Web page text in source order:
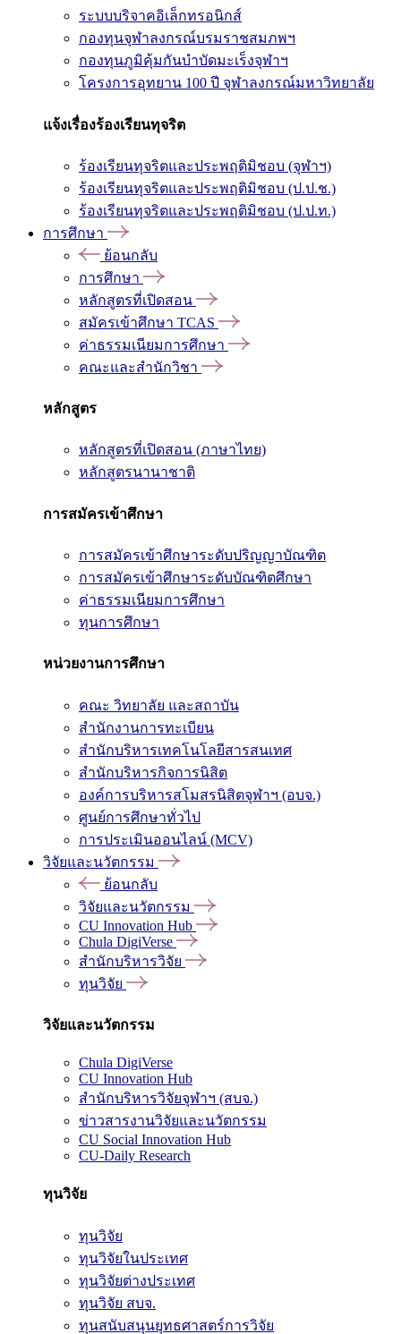
ระบบบริจาคอิเล็กทรอนิกส์
กองทุนจุฬาลงกรณ์บรมราชสมภพฯ
กองทุนภูมิคุ้มกันบำบัดมะเร็งจุฬาฯ
โครงการอุทยาน 100 ปี จุฬาลงกรณ์มหาวิทยาลัย
แจ้งเรื่องร้องเรียนทุจริต
ร้องเรียนทุจริตและประพฤติมิชอบ (จุฬาฯ)
ร้องเรียนทุจริตและประพฤติมิชอบ (ป.ป.ช.)
ร้องเรียนทุจริตและประพฤติมิชอบ (ป.ป.ท.)
การศึกษา
ย้อนกลับ
การศึกษา
หลักสูตรที่เปิดสอน
สมัครเข้าศึกษา TCAS
ค่าธรรมเนียมการศึกษา
คณะและสำนักวิชา
หลักสูตร
หลักสูตรที่เปิดสอน (ภาษาไทย)
หลักสูตรนานาชาติ
การสมัครเข้าศึกษา
การสมัครเข้าศึกษาระดับปริญญาบัณฑิต
การสมัครเข้าศึกษาระดับบัณฑิตศึกษา
ค่าธรรมเนียมการศึกษา
ทุนการศึกษา
หน่วยงานการศึกษา
คณะ วิทยาลัย และสถาบัน
สำนักงานการทะเบียน
สำนักบริหารเทคโนโลยีสารสนเทศ
สำนักบริหารกิจการนิสิต
องค์การบริหารสโมสรนิสิตจุฬาฯ (อบจ.)
ศูนย์การศึกษาทั่วไป
การประเมินออนไลน์ (MCV)
วิจัยและนวัตกรรม
ย้อนกลับ
วิจัยและนวัตกรรม
CU Innovation Hub
Chula DigiVerse
สำนักบริหารวิจัย
ทุนวิจัย
วิจัยและนวัตกรรม
Chula DigiVerse
CU Innovation Hub
สำนักบริหารวิจัยจุฬาฯ (สบจ.)
ข่าวสารงานวิจัยและนวัตกรรม
CU Social Innovation Hub
CU-Daily Research
ทุนวิจัย
ทุนวิจัย
ทุนวิจัยในประเทศ
ทุนวิจัยต่างประเทศ
ทุนวิจัย สบจ.
ทุนสนับสนุนยุทธศาสตร์การวิจัย